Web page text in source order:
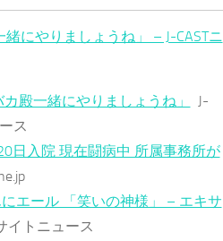
にやりましょうね」 – J-CASTニ
殿一緒にやりましょうね」
J-
ス
日入院 現在闘病中 所属事務所が
エール 「笑いの神様」 – エキサ
イトニュース